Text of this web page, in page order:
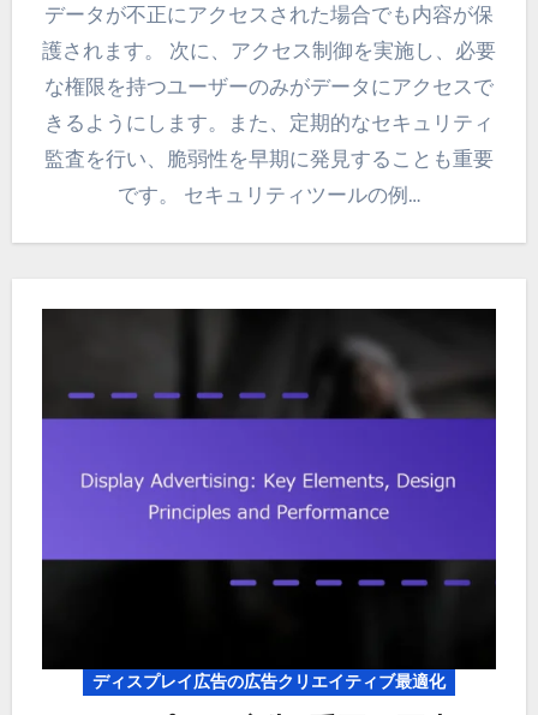
データが不正にアクセスされた場合でも内容が保
護されます。 次に、アクセス制御を実施し、必要
な権限を持つユーザーのみがデータにアクセスで
きるようにします。また、定期的なセキュリティ
監査を行い、脆弱性を早期に発見することも重要
です。 セキュリティツールの例…
ディスプレイ広告の広告クリエイティブ最適化